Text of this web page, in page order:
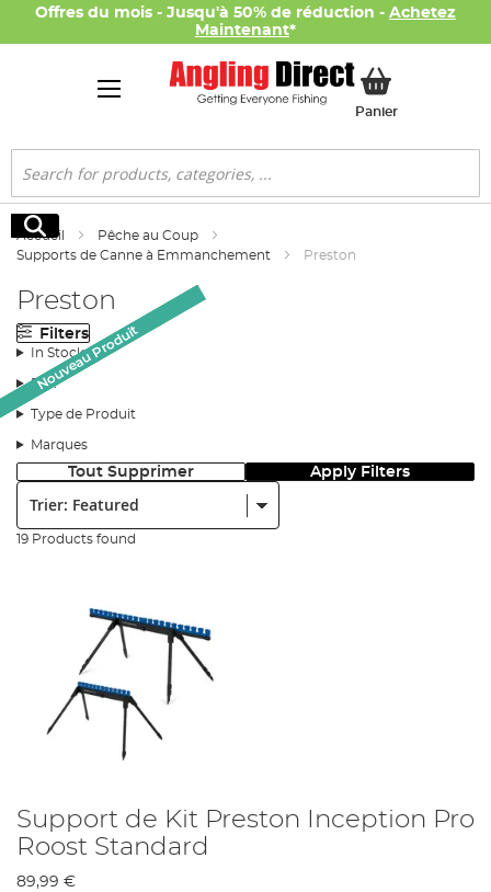
Offres du mois - Jusqu'à 50% de réduction - Achetez
Maintenant*
PanierMon panier
Rechercher
Rechercher
Accueil
Pêche au Coup
Supports de Canne à Emmanchement
Preston
Preston
Filters
In Stock
Prix
Type de Produit
Marques
Tout Supprimer Apply Filters
19 Products found
Support de Kit Preston Inception Pro
Roost Standard
89,99 €
Nouveau Produit
Offres du mois
Nouveau Produit
Nouveau Produit